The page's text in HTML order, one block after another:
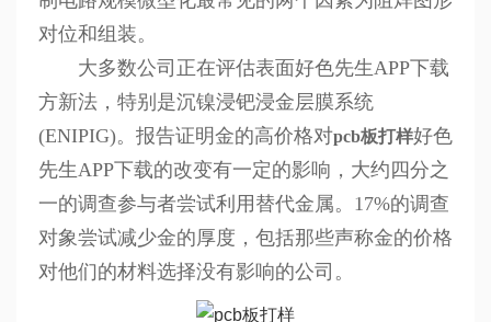
对位和组装。
大多数公司正在评估表面好色先生APP下载
方新法，特别是沉镍浸钯浸金层膜系统
(ENIPIG)。报告证明金的高价格对pcb板打样好色
先生APP下载的改变有一定的影响，大约四分之
一的调查参与者尝试利用替代金属。17%的调查
对象尝试减少金的厚度，包括那些声称金的价格
对他们的材料选择没有影响的公司。